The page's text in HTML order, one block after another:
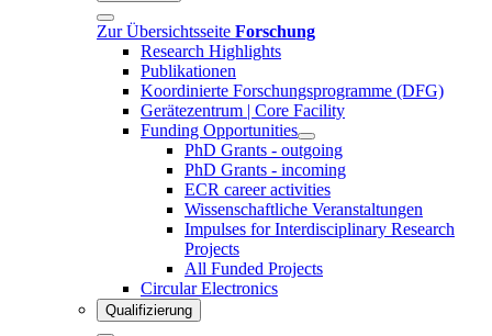
Zur Übersichtsseite Forschung
Research Highlights
Publikationen
Koordinierte Forschungsprogramme (DFG)
Gerätezentrum | Core Facility
Funding Opportunities
PhD Grants - outgoing
PhD Grants - incoming
ECR career activities
Wissenschaftliche Veranstaltungen
Impulses for Interdisciplinary Research
Projects
All Funded Projects
Circular Electronics
Qualifizierung